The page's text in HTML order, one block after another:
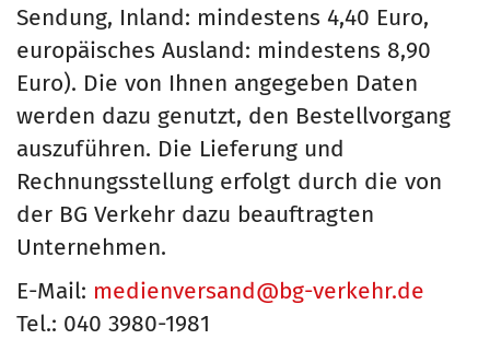
Sendung, Inland: mindestens 4,40 Euro,
europäisches Ausland: mindestens 8,90
Euro). Die von Ihnen angegeben Daten
werden dazu genutzt, den Bestellvorgang
auszuführen. Die Lieferung und
Rechnungsstellung erfolgt durch die von
der BG Verkehr dazu beauftragten
Unternehmen.
E-Mail: medienversand@bg-verkehr.de
Tel.: 040 3980-1981